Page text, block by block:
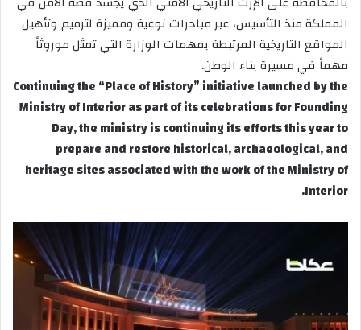
المملكة منذ التأسيس، عبر مبادرات نوعية ومميزة لترميم وتأهيل
المواقع التاريخية المرتبطة بمهمات الوزارة التي تمثل موروثاً
مهماً في مسيرة بناء الوطن.
Continuing the “Place of History” initiative launched by the
Ministry of Interior as part of its celebrations for Founding
Day, the ministry is continuing its efforts this year to
prepare and restore historical, archaeological, and
heritage sites associated with the work of the Ministry of
Interior.